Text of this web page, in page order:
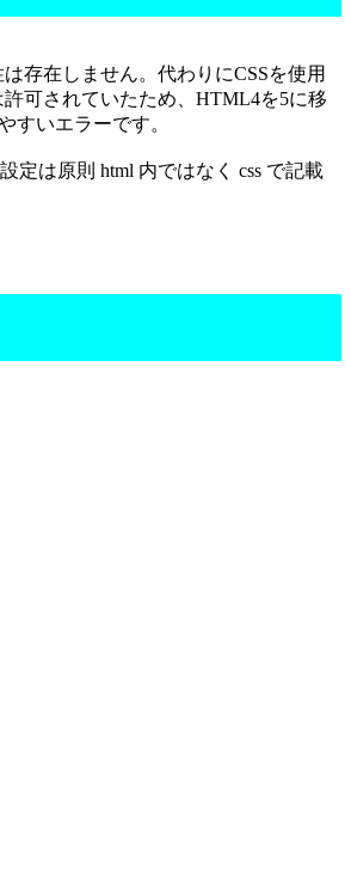
存在しません。代わりにCSSを使用
可されていたため、HTML4を5に移
すいエラーです。
定は原則 html 内ではなく css で記載